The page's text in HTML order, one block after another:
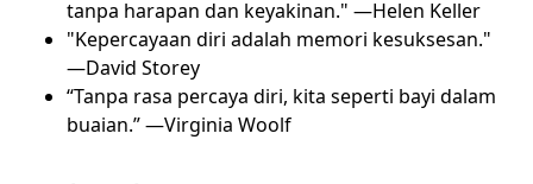
tanpa harapan dan keyakinan." —Helen Keller
"Kepercayaan diri adalah memori kesuksesan."
—David Storey
“Tanpa rasa percaya diri, kita seperti bayi dalam
buaian.” —Virginia Woolf